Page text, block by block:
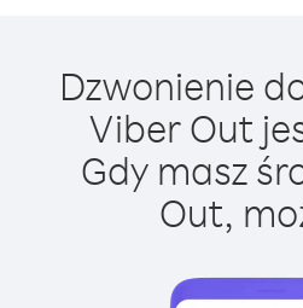
Dzwonienie
Viber Out
Gdy masz
Out,